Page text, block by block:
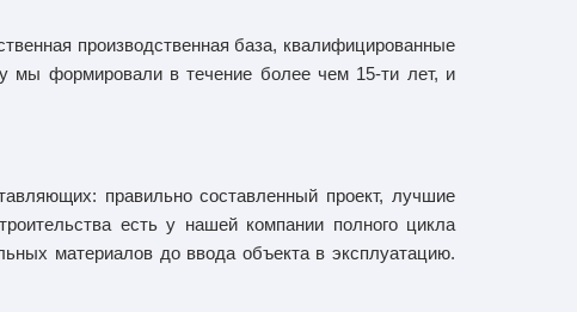
производственная база, квалифицированные
мы формировали в течение более чем 15-ти лет, и
правильно составленный проект, лучшие
есть у нашей компании полного цикла
материалов до ввода объекта в эксплуатацию.